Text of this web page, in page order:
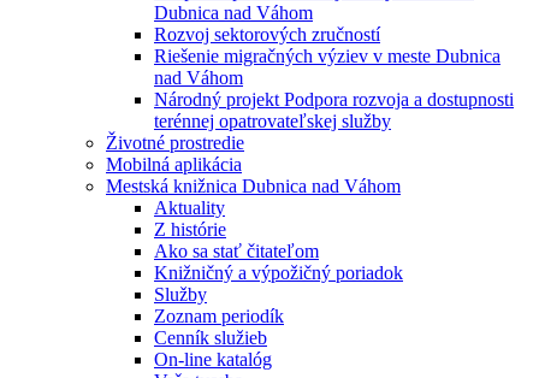
Dubnica nad Váhom
Rozvoj sektorových zručností
Riešenie migračných výziev v meste Dubnica
nad Váhom
Národný projekt Podpora rozvoja a dostupnosti
terénnej opatrovateľskej služby
Životné prostredie
Mobilná aplikácia
Mestská knižnica Dubnica nad Váhom
Aktuality
Z histórie
Ako sa stať čitateľom
Knižničný a výpožičný poriadok
Služby
Zoznam periodík
Cenník služieb
On-line katalóg